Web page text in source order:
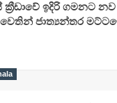
ක්‍රීඩාවේ ඉදිරි ගමනට
වෙතින් ජාත්‍යන්තර